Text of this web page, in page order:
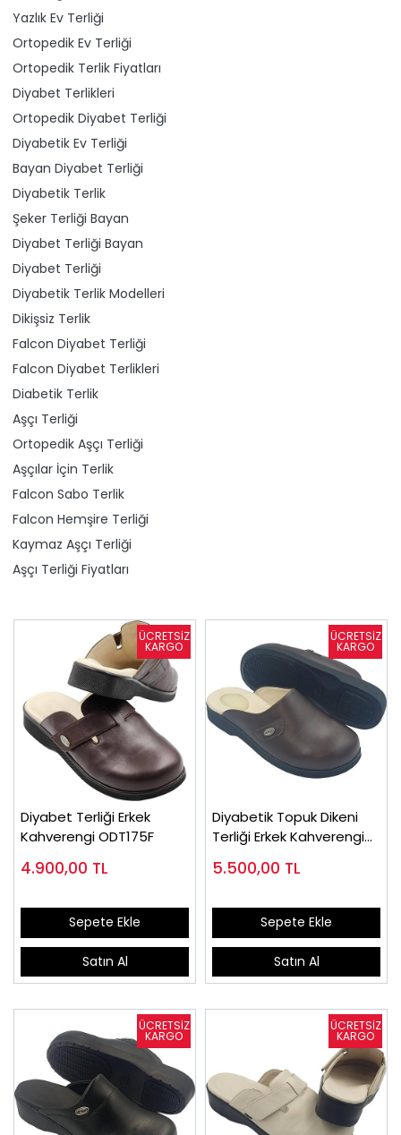
Yazlık Ev Terliği
Ortopedik Ev Terliği
Ortopedik Terlik Fiyatları
Diyabet Terlikleri
Ortopedik Diyabet Terliği
Diyabetik Ev Terliği
Bayan Diyabet Terliği
Diyabetik Terlik
Şeker Terliği Bayan
Diyabet Terliği Bayan
Diyabet Terliği
Diyabetik Terlik Modelleri
Dikişsiz Terlik
Falcon Diyabet Terliği
Falcon Diyabet Terlikleri
Diabetik Terlik
Aşçı Terliği
Ortopedik Aşçı Terliği
Aşçılar İçin Terlik
Falcon Sabo Terlik
Falcon Hemşire Terliği
Kaymaz Aşçı Terliği
Aşçı Terliği Fiyatları
Diyabet Terliği Erkek
Kahverengi ODT175F
4.900,00 TL
Sepete Ekle
Satın Al
Diyabetik Topuk Dikeni
Terliği Erkek Kahverengi
5.500,00 TL
Sepete Ekle
Satın Al